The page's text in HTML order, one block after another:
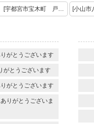
＜ 前の記事 [宇都宮市宝木町 戸建て ご成約おめでとうございます]
がとうございます
がとうございます
がとうございます
りがとうございま